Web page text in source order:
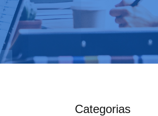
Categorias